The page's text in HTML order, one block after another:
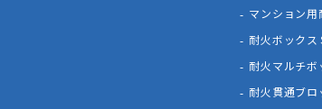
マンション用
耐火ボックス
耐火マルチボ
耐火貫通ブロ